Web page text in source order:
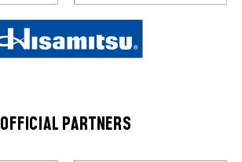
OFFICIAL PARTNERS